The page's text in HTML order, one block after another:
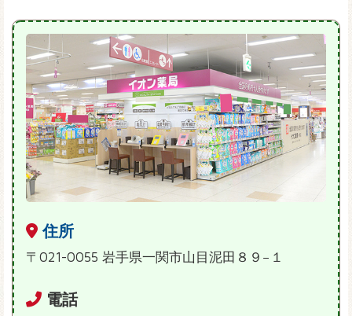
住所
〒021-0055 岩手県一関市山目泥田８９−１
電話